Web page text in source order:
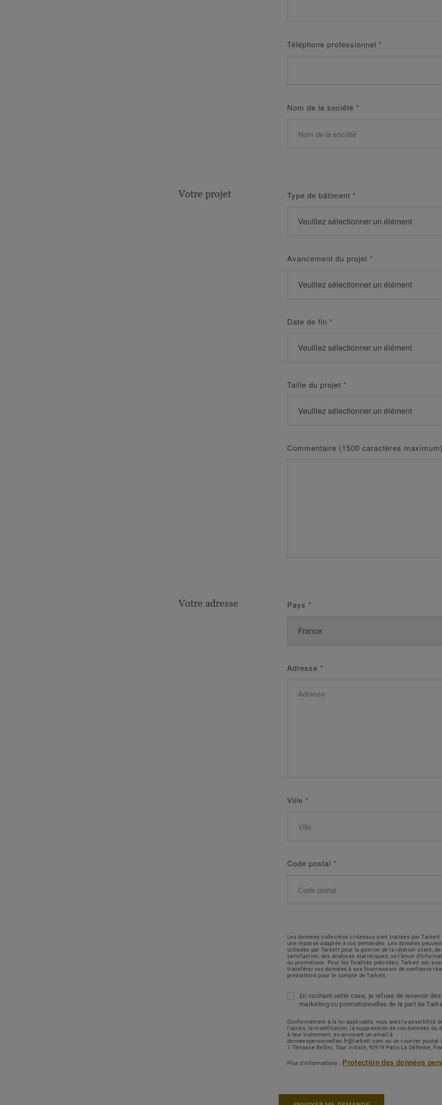
Téléphone professionnel *
Nom de la société *
Votre projet Type de bâtiment *
Avancement du projet *
Date de fin *
Taille du projet *
Commentaire (1500 caractères
Votre adresse Pays *
Adresse *
Ville *
Code postal *
Les données collectées ci-dessus sont traitées par
une réponse adaptée à vos demandes. Les données
utilisées par Tarkett pour la gestion de la relation client,
satisfaction, des analyses statistiques, ou l’envoi
ou promotions. Pour les finalités précitées, Tarkett est
transférer vos données à ses fournisseurs de confiance
prestations pour le compte de Tarkett.
En cochant cette case, je refuse de recevoir
marketing ou promotionnelles de la part de
Conformément à la loi applicable, vous avez la possibilité
l’accès, la modification, la suppression de vos données ou
à leur traitement, en envoyant un email à
donneespersonnelles.fr@tarkett.com ou un courrier postal
1 Terrasse Bellini, Tour initiale, 92919 Paris La Défense,
Plus d'informations : Protection des données